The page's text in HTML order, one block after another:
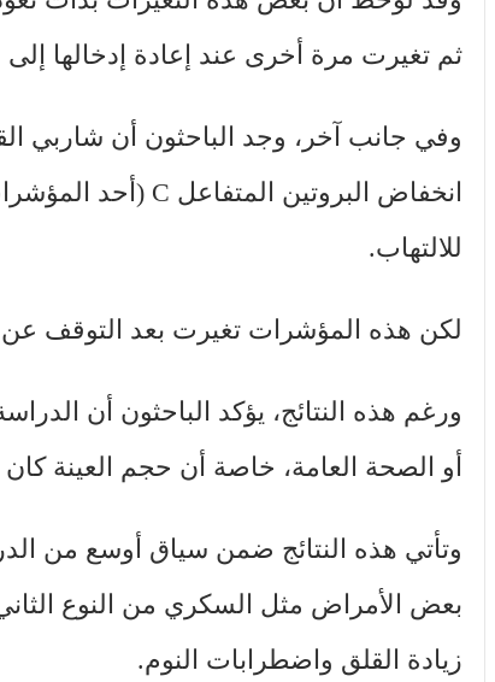
ثم تغيرت مرة أخرى عند إعادة إدخالها إلى
وفي جانب آخر، وجد الباحثون أن شاربي
للالتهاب.
لكن هذه المؤشرات تغيرت بعد التوقف عن
ورغم هذه النتائج، يؤكد الباحثون أن
أو الصحة العامة، خاصة أن حجم العينة
وتأتي هذه النتائج ضمن سياق أوسع من
بعض الأمراض مثل السكري من النوع
زيادة القلق واضطرابات النوم.